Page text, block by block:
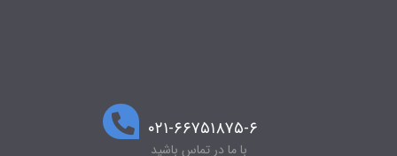
۰۲۱-۶۶۷۵۱۸۷۵-۶
با ما در تماس باشید